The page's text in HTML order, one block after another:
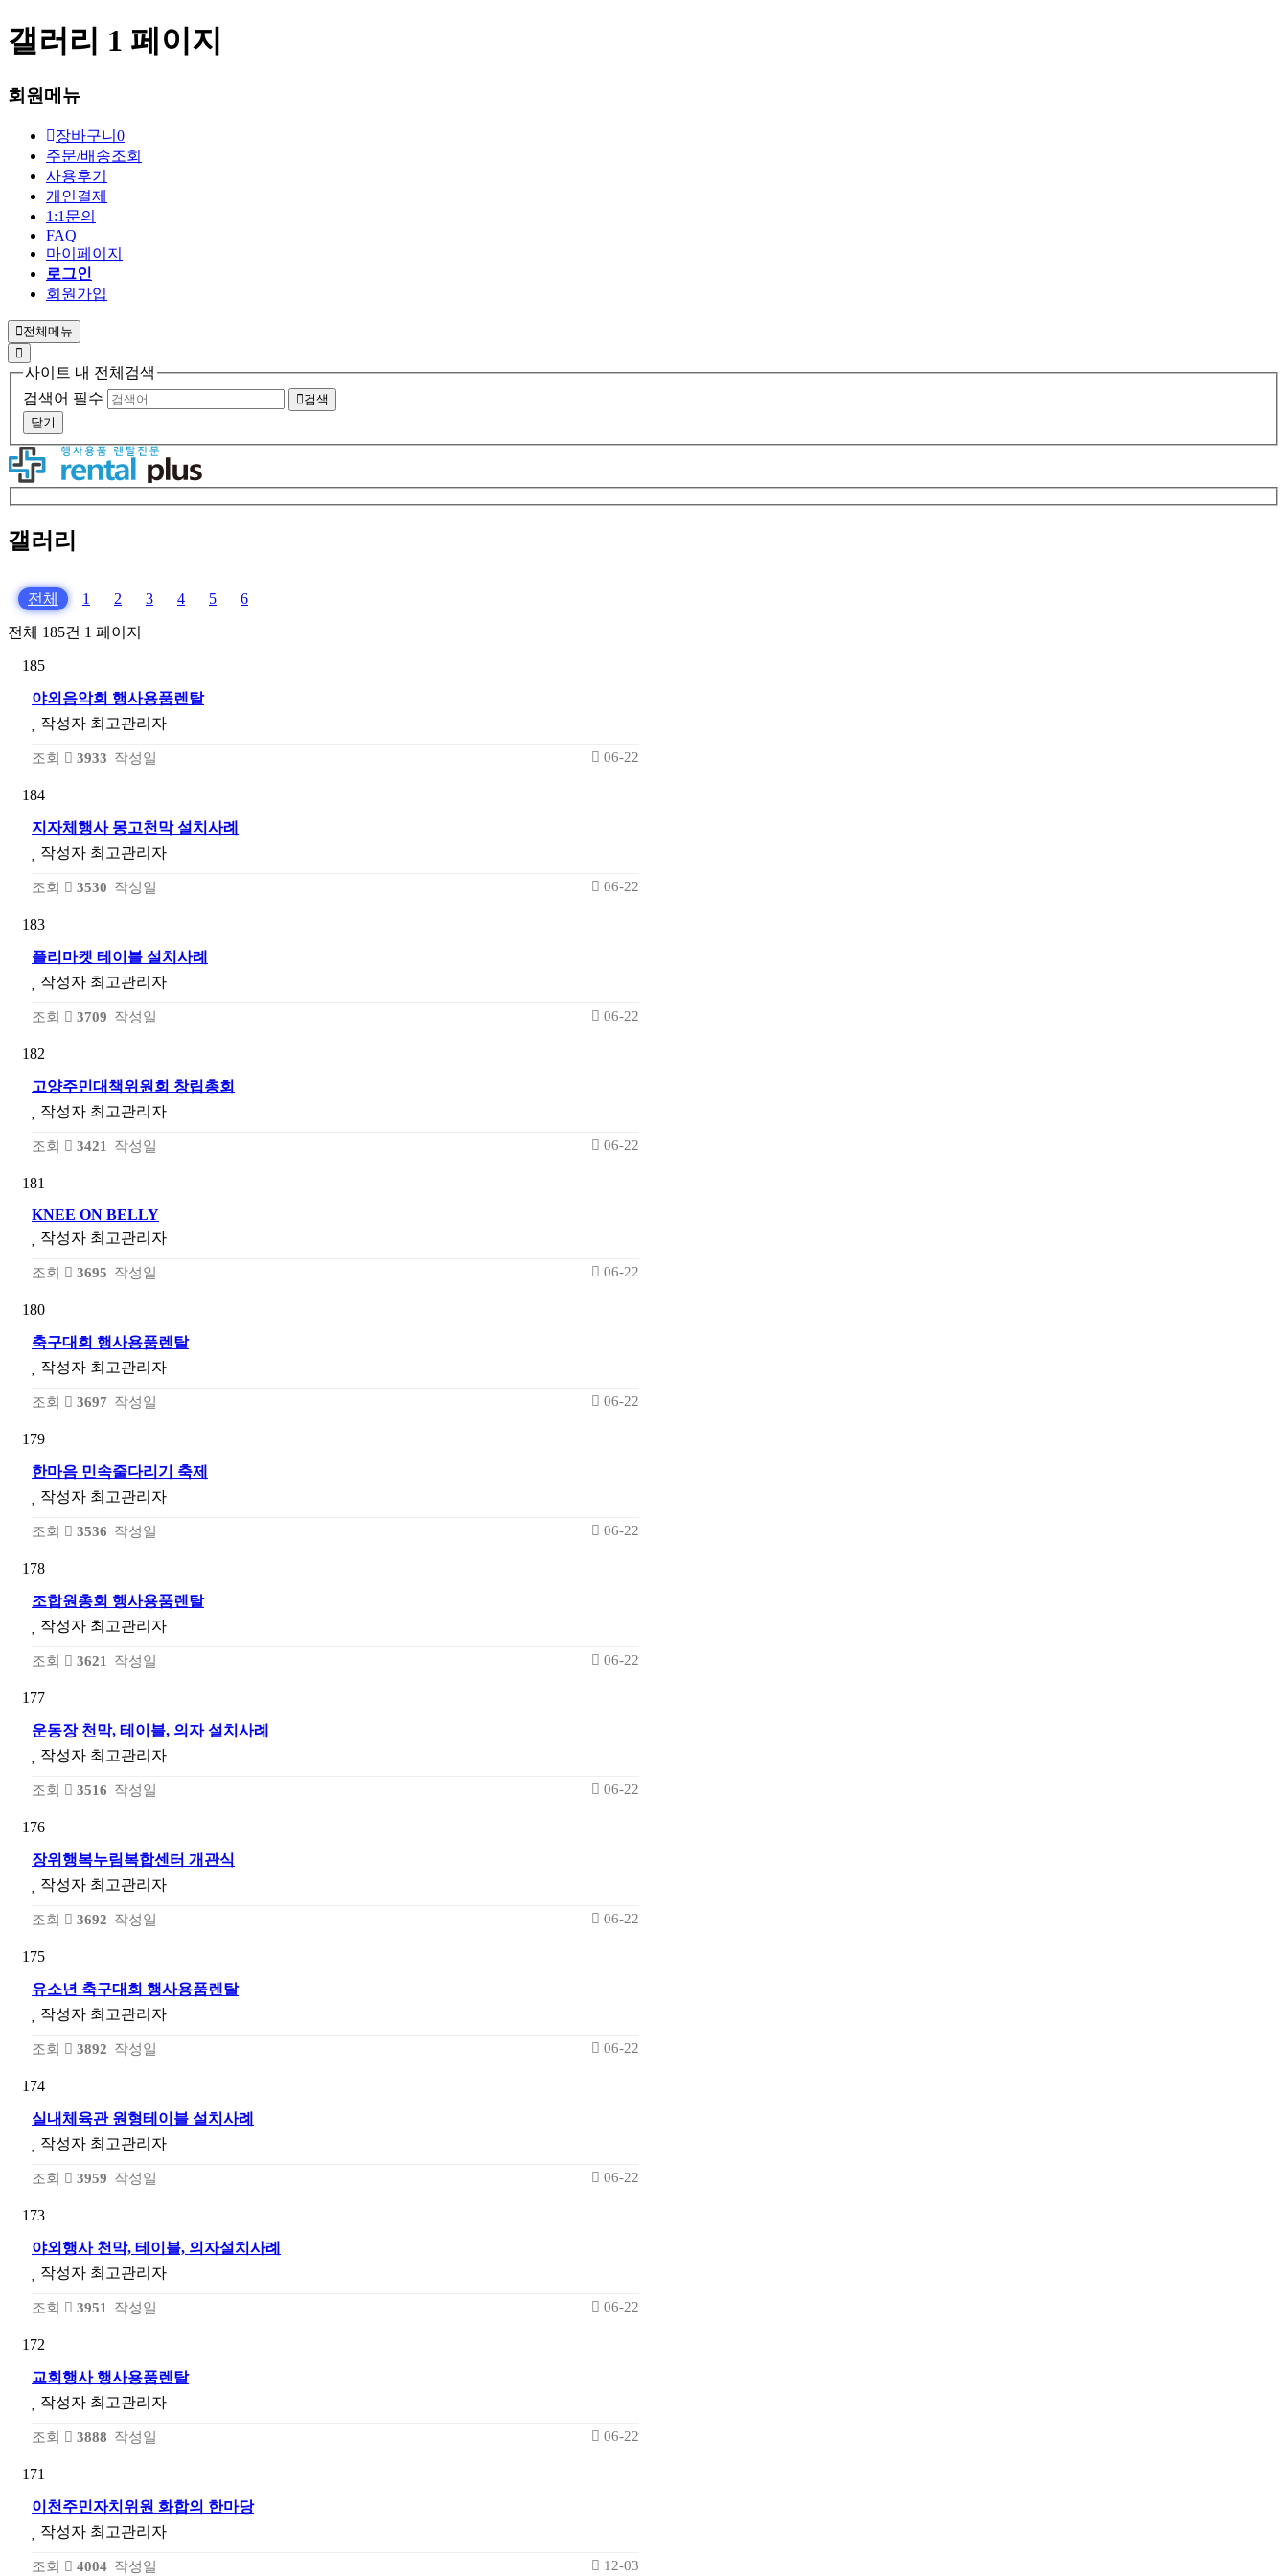
갤러리 1 페이지
회원메뉴
장바구니 0
주문/배송조회
사용후기
개인결제
1:1문의
FAQ
마이페이지
로그인
회원가입
전체메뉴
사이트 내 전체검색
검색어 필수
검색
닫기
갤러리
전체 1 2 3 4 5 6
전체 185건 1 페이지
185
야외음악회 행사용품렌탈
작성자 최고관리자
조회 3933 작성일 06-22
184
지자체행사 몽고천막 설치사례
작성자 최고관리자
조회 3530 작성일 06-22
183
플리마켓 테이블 설치사례
작성자 최고관리자
조회 3709 작성일 06-22
182
고양주민대책위원회 창립총회
작성자 최고관리자
조회 3421 작성일 06-22
181
KNEE ON BELLY
작성자 최고관리자
조회 3695 작성일 06-22
180
축구대회 행사용품렌탈
작성자 최고관리자
조회 3697 작성일 06-22
179
한마음 민속줄다리기 축제
작성자 최고관리자
조회 3536 작성일 06-22
178
조합원총회 행사용품렌탈
작성자 최고관리자
조회 3621 작성일 06-22
177
운동장 천막, 테이블, 의자 설치사례
작성자 최고관리자
조회 3516 작성일 06-22
176
장위행복누림복합센터 개관식
작성자 최고관리자
조회 3692 작성일 06-22
175
유소년 축구대회 행사용품렌탈
작성자 최고관리자
조회 3892 작성일 06-22
174
실내체육관 원형테이블 설치사례
작성자 최고관리자
조회 3959 작성일 06-22
173
야외행사 천막, 테이블, 의자설치사례
작성자 최고관리자
조회 3951 작성일 06-22
172
교회행사 행사용품렌탈
작성자 최고관리자
조회 3888 작성일 06-22
171
이천주민자치위원 화합의 한마당
작성자 최고관리자
조회 4004 작성일 12-03